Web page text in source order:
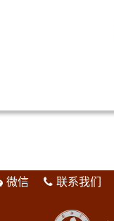
微信 联系我们